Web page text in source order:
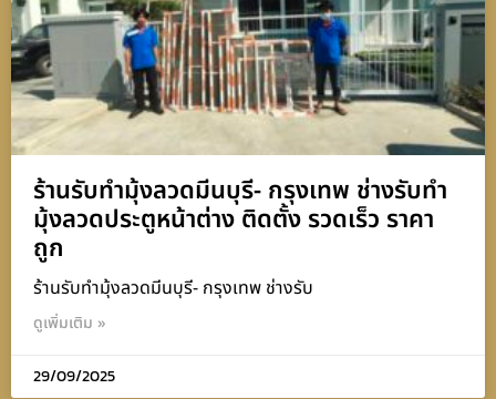
ร้านรับทำมุ้งลวดมีนบุรี- กรุงเทพ ช่างรับทำ
มุ้งลวดประตูหน้าต่าง ติดตั้ง รวดเร็ว ราคา
ถูก
ร้านรับทำมุ้งลวดมีนบุรี- กรุงเทพ ช่างรับ
ดูเพิ่มเติม »
29/09/2025